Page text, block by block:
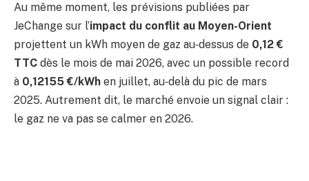
Au même moment, les prévisions publiées par
JeChange sur l’impact du conflit au Moyen-Orient
projettent un kWh moyen de gaz au‑dessus de 0,12 €
TTC dès le mois de mai 2026, avec un possible record
à 0,12155 €/kWh en juillet, au‑delà du pic de mars
2025. Autrement dit, le marché envoie un signal clair :
le gaz ne va pas se calmer en 2026.